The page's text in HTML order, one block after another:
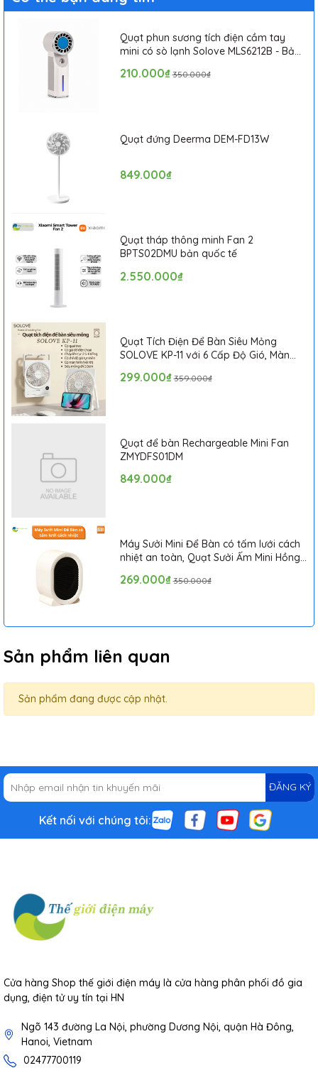
Quạt phun sương tích điện cầm tay
mini có sò lạnh Solove MLS6212B - Bảo
210.000₫ 350.000₫
Quạt đứng Deerma DEM-FD13W
849.000₫
Quạt tháp thông minh Fan 2
BPTS02DMU bản quốc tế
2.550.000₫
Quạt Tích Điện Để Bàn Siêu Mỏng
SOLOVE KP-11 với 6 Cấp Độ Gió, Màn
299.000₫ 359.000₫
Quạt để bàn Rechargeable Mini Fan
ZMYDFS01DM
849.000₫
Máy Sưởi Mini Để Bàn có tấm lưới cách
nhiệt an toàn, Quạt Sưởi Ấm Mini Hồng
269.000₫ 350.000₫
Sản phẩm liên quan
Sản phẩm đang được cập nhật.
ĐĂNG KÝ
Kết nối với chúng tôi:
Cửa hàng Shop thế giới điện máy là cửa hàng phân phối đồ gia
dụng, điện tử uy tín tại HN
Ngõ 143 đường La Nội, phường Dương Nội, quận Hà Đông,
Hanoi, Vietnam
02477700119